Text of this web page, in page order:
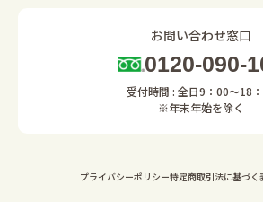
お問い合わせ窓口
0120-090-
受付時間 : 全日9：00～18
※年末年始を除く
プライバシーポリシー特定商取引法に基づく